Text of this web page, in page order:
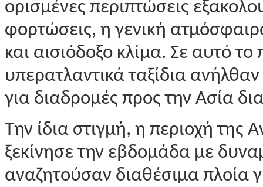
ορισμένες περιπτώσεις
φορτώσεις, η γενική
και αισιόδοξο κλίμα. Σε αυτό
υπερατλαντικά ταξίδια
για διαδρομές προς την Ασία
Την ίδια στιγμή, η περιοχή της
ξεκίνησε την εβδομάδα με
αναζητούσαν διαθέσιμα πλοία